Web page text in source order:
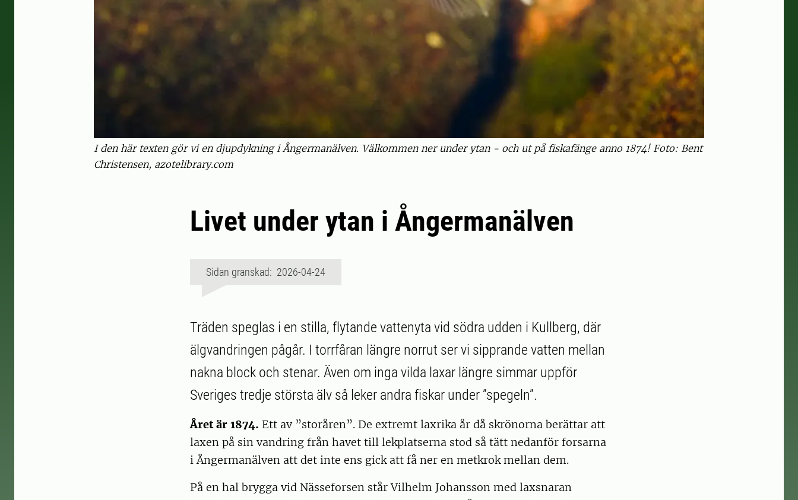
I den här texten gör vi en djupdykning i Ångermanälven. Välkommen ner under ytan - och ut på fiskafänge anno 1874! Foto: Bent
Christensen, azotelibrary.com
Livet under ytan i Ångermanälven
Sidan granskad: 2026-04-24
Träden speglas i en stilla, flytande vattenyta vid södra udden i Kullberg, där
älgvandringen pågår. I torrfåran längre norrut ser vi sipprande vatten mellan
nakna block och stenar. Även om inga vilda laxar längre simmar uppför
Sveriges tredje största älv så leker andra fiskar under ”spegeln”.
Året är 1874. Ett av ”storåren”. De extremt laxrika år då skrönorna berättar att
laxen på sin vandring från havet till lekplatserna stod så tätt nedanför forsarna
i Ångermanälven att det inte ens gick att få ner en metkrok mellan dem.
På en hal brygga vid Nässeforsen står Vilhelm Johansson med laxsnaran